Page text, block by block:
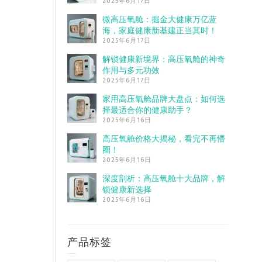
微高压氧舱：掘金大健康万亿蓝
海，家庭健康新基建正当其时！
2025年6月17日
解锁健康新境界：高压氧舱的神奇
作用与多元功效
2025年6月17日
家用高压氧舱品牌大盘点：如何选
择最适合你的健康助手？
2025年6月16日
高压氧舱价格大揭秘，看完不再懵
圈！
2025年6月16日
深度剖析：高压氧舱十大品牌，解
锁健康新选择
2025年6月16日
产品标签